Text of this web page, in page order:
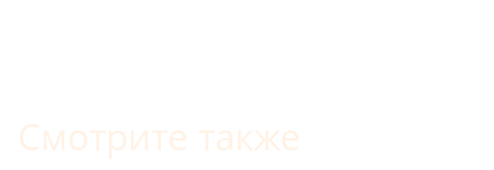
Смотрите также